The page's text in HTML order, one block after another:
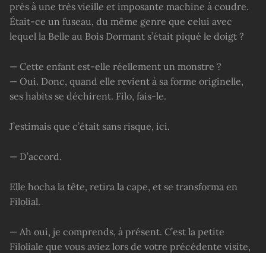
près à une très vieille et imposante machine à coudre.
Était-ce un fuseau, du même genre que celui avec
lequel la Belle au Bois Dormant s’était piqué le doigt ?
— Cette enfant est-elle réellement un monstre ?
— Oui. Donc, quand elle revient à sa forme originelle,
ses habits se déchirent. Filo, fais-le.
J’estimais que c’était sans risque, ici.
— D’accord.
Elle hocha la tête, retira la cape, et se transforma en
Filolial.
— Ah oui, je comprends, à présent. C’est la petite
Filoliale que vous aviez lors de votre précédente visite,